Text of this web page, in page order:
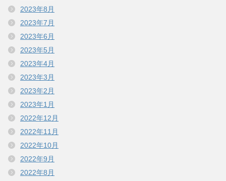
2023年8月
2023年7月
2023年6月
2023年5月
2023年4月
2023年3月
2023年2月
2023年1月
2022年12月
2022年11月
2022年10月
2022年9月
2022年8月